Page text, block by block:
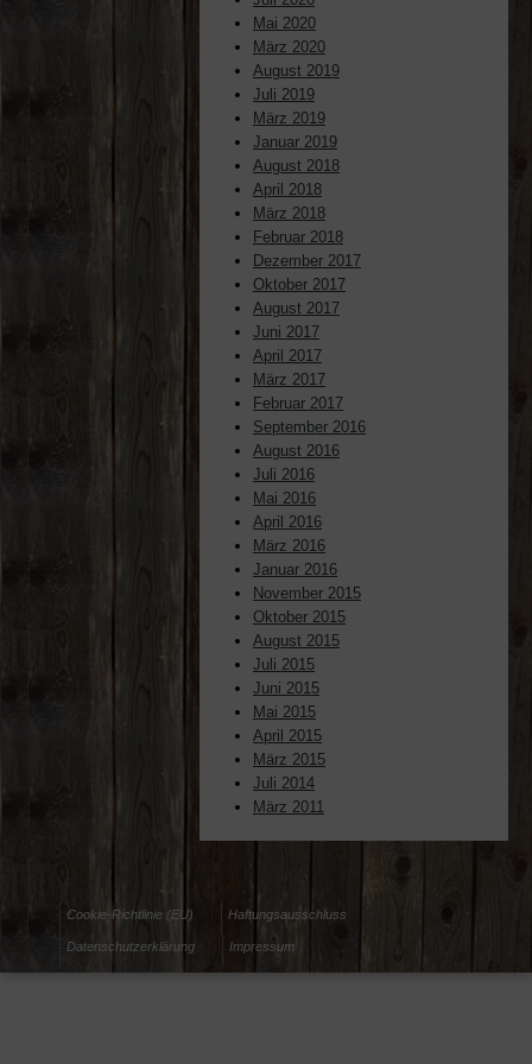
Mai 2020
März 2020
August 2019
Juli 2019
März 2019
Januar 2019
August 2018
April 2018
März 2018
Februar 2018
Dezember 2017
Oktober 2017
August 2017
Juni 2017
April 2017
März 2017
Februar 2017
September 2016
August 2016
Juli 2016
Mai 2016
April 2016
März 2016
Januar 2016
November 2015
Oktober 2015
August 2015
Juli 2015
Juni 2015
Mai 2015
April 2015
März 2015
Juli 2014
März 2011
Cookie-Richtlinie (EU) Haftungsausschluss
Datenschutzerklärung Impressum